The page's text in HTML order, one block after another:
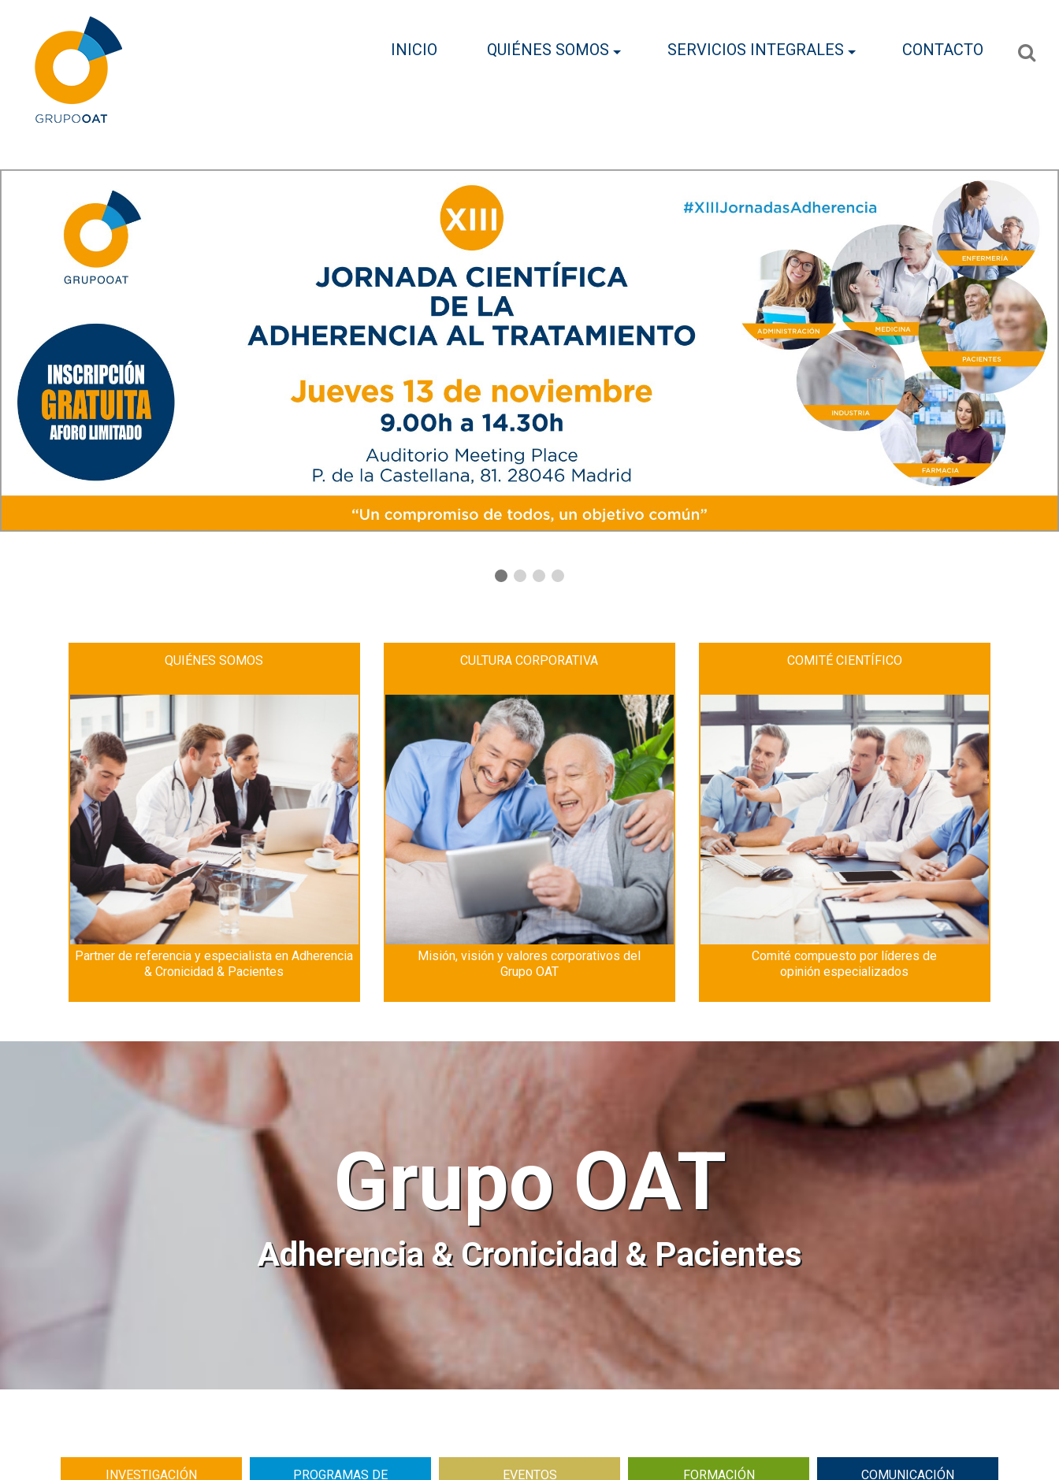
INICIO QUIÉNES SOMOS SERVICIOS INTEGRALES CONTACTO
QUIÉNES SOMOS
Partner de referencia y especialista en Adherencia
& Cronicidad & Pacientes
CULTURA CORPORATIVA
Misión, visión y valores corporativos del
Grupo OAT
COMITÉ CIENTÍFICO
Comité compuesto por líderes de
opinión especializados
Grupo OAT
Adherencia & Cronicidad & Pacientes
INVESTIGACIÓN
PROGRAMAS DE
EVENTOS
FORMACIÓN
COMUNICACIÓN